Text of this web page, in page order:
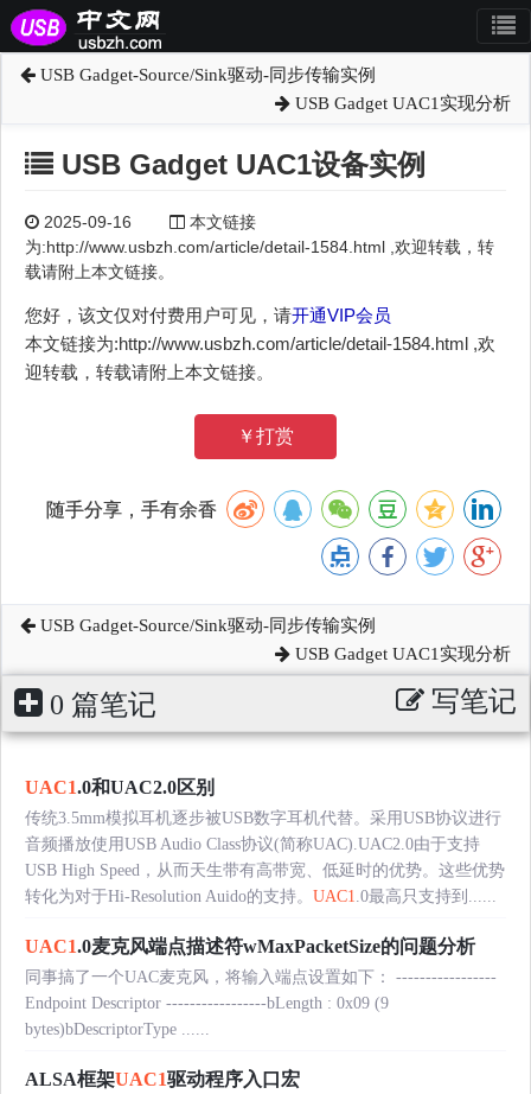
USB Gadget-Source/Sink驱动-同步传输实例
USB Gadget UAC1实现分析
USB Gadget UAC1设备实例
2025-09-16
本文链接
为:http://www.usbzh.com/article/detail-1584.html ,欢迎转载，转
载请附上本文链接。
您好，该文仅对付费用户可见，请开通VIP会员
本文链接为:http://www.usbzh.com/article/detail-1584.html ,欢
迎转载，转载请附上本文链接。
￥打赏
随手分享，手有余香
USB Gadget-Source/Sink驱动-同步传输实例
USB Gadget UAC1实现分析
0 篇笔记 写笔记
UAC1.0和UAC2.0区别
传统3.5mm模拟耳机逐步被USB数字耳机代替。采用USB协议进行
音频播放使用USB Audio Class协议(简称UAC).UAC2.0由于支持
USB High Speed，从而天生带有高带宽、低延时的优势。这些优势
转化为对于Hi-Resolution Auido的支持。 UAC1.0最高只支持到......
UAC1.0麦克风端点描述符wMaxPacketSize的问题分析
同事搞了一个UAC麦克风，将输入端点设置如下： -----------------
Endpoint Descriptor -----------------bLength : 0x09 (9
bytes)bDescriptorType ......
ALSA框架UAC1驱动程序入口宏